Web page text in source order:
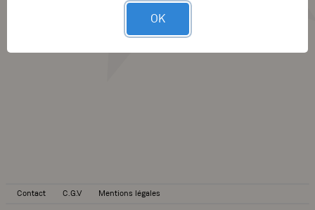
Contact C.G.V Mentions légales
OK